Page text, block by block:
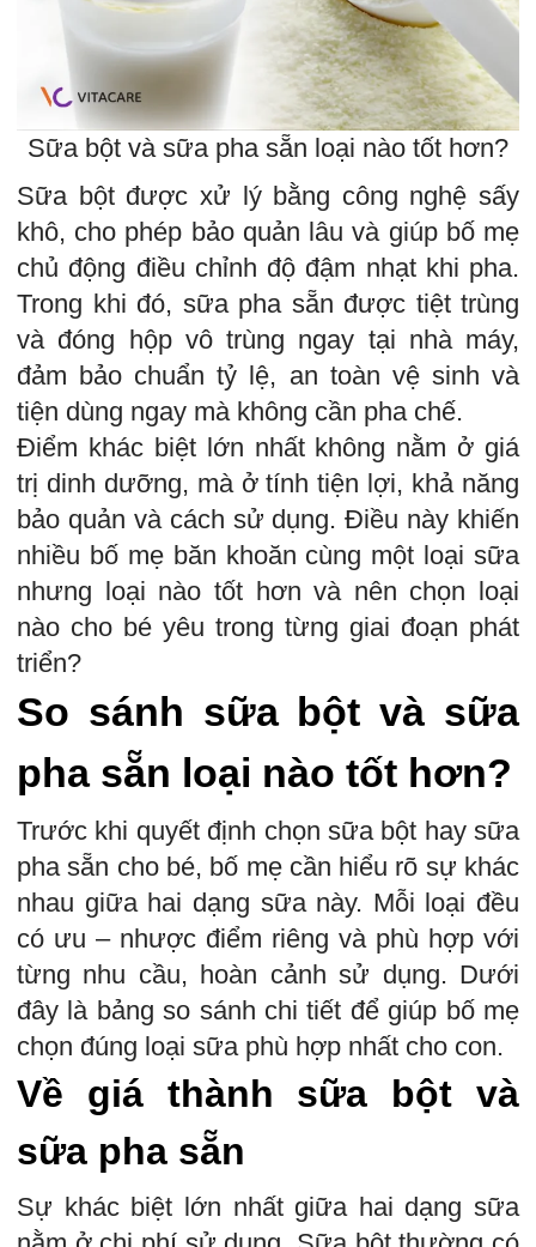
Sữa bột và sữa pha sẵn loại nào tốt hơn?
Sữa bột được xử lý bằng công nghệ sấy
khô, cho phép bảo quản lâu và giúp bố mẹ
chủ động điều chỉnh độ đậm nhạt khi pha.
Trong khi đó, sữa pha sẵn được tiệt trùng
và đóng hộp vô trùng ngay tại nhà máy,
đảm bảo chuẩn tỷ lệ, an toàn vệ sinh và
tiện dùng ngay mà không cần pha chế.
Điểm khác biệt lớn nhất không nằm ở giá
trị dinh dưỡng, mà ở tính tiện lợi, khả năng
bảo quản và cách sử dụng. Điều này khiến
nhiều bố mẹ băn khoăn cùng một loại sữa
nhưng loại nào tốt hơn và nên chọn loại
nào cho bé yêu trong từng giai đoạn phát
triển?
So sánh sữa bột và sữa
pha sẵn loại nào tốt hơn?
Trước khi quyết định chọn sữa bột hay sữa
pha sẵn cho bé, bố mẹ cần hiểu rõ sự khác
nhau giữa hai dạng sữa này. Mỗi loại đều
có ưu – nhược điểm riêng và phù hợp với
từng nhu cầu, hoàn cảnh sử dụng. Dưới
đây là bảng so sánh chi tiết để giúp bố mẹ
chọn đúng loại sữa phù hợp nhất cho con.
Về giá thành sữa bột và
sữa pha sẵn
Sự khác biệt lớn nhất giữa hai dạng sữa